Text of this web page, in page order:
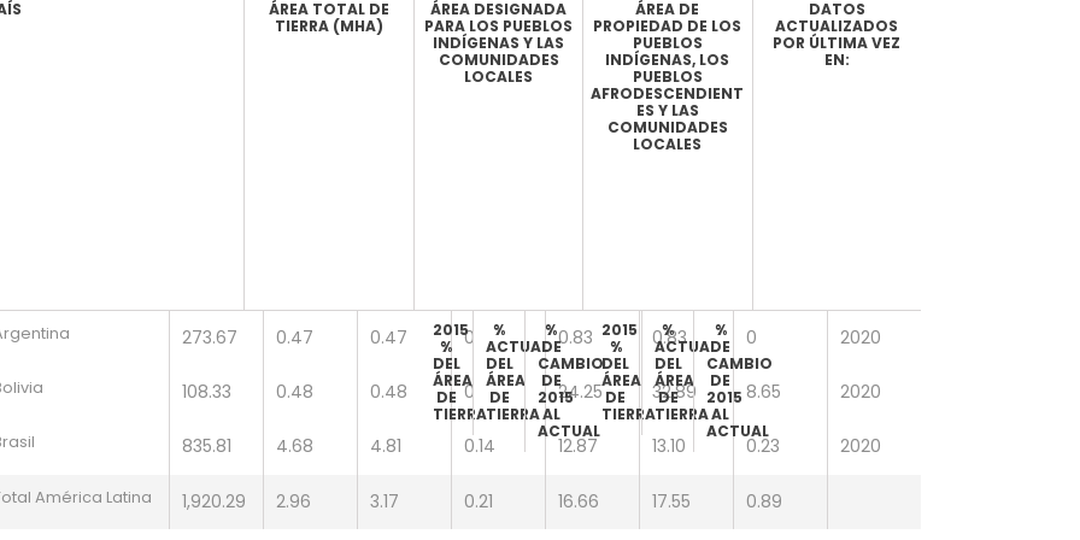
ÁREA TOTAL DE
TIERRA (MHA)
ÁREA DESIGNADA
PARA LOS PUEBLOS
INDÍGENAS Y LAS
COMUNIDADES
LOCALES
2015
%
DEL
ÁREA
DE
TIERRA
%
ACTUAL
DEL
ÁREA
DE
TIERRA
%
DE
CAMBIO
DE
2015
AL
ACTUAL
ÁREA DE
PROPIEDAD DE LOS
PUEBLOS
INDÍGENAS, LOS
PUEBLOS
AFRODESCENDIENT
ES Y LAS
COMUNIDADES
LOCALES
2015
%
DEL
ÁREA
DE
TIERRA
%
ACTUAL
DEL
ÁREA
DE
TIERRA
%
DE
CAMBIO
DE
2015
AL
ACTUAL
DATOS
ACTUALIZADOS
POR ÚLTIMA VEZ
EN:
273.67 0.47 0.47 0 0.83 0.83 0 2020
108.33 0.48 0.48 0 24.25 32.89 8.65 2020
835.81 4.68 4.81 0.14 12.87 13.10 0.23 2020
74.35 0.19 0.19 0.01 3.31 3.37 0.07
América Latina 1,920.29 2.96 3.17 0.21 16.66 17.55 0.89